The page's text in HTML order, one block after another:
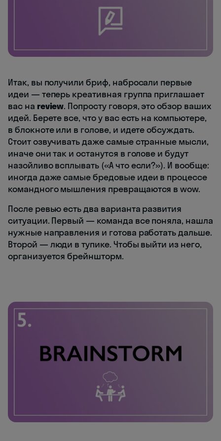
Итак, вы получили бриф, набросали первые
идеи — теперь креативная группа приглашает
вас на review. Попросту говоря, это обзор ваших
идей. Берете все, что у вас есть на компьютере,
в блокноте или в голове, и идете обсуждать.
Стоит озвучивать даже самые странные мысли,
иначе они так и останутся в голове и будут
назойливо всплывать («А что если?»). И вообще:
иногда даже самые бредовые идеи в процессе
командного мышления превращаются в wow.
После ревью есть два варианта развития
ситуации. Первый — команда все поняла, нашла
нужные направления и готова работать дальше.
Второй — люди в тупике. Чтобы выйти из него,
организуется брейншторм.